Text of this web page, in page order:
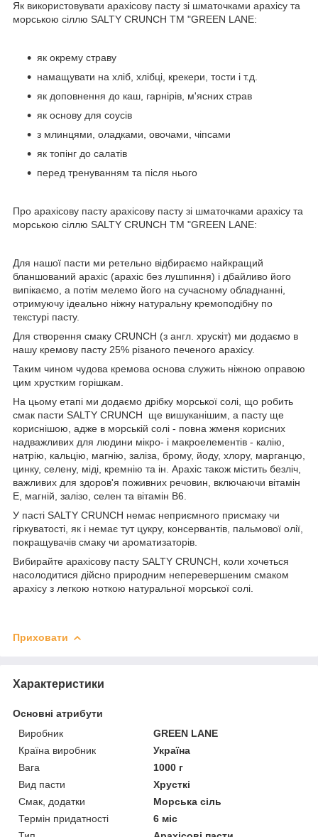
Як використовувати арахісову пасту зі шматочками арахісу та
морською сіллю SALTY CRUNCH ТМ "GREEN LANE:
як окрему страву
намащувати на хліб, хлібці, крекери, тости і т.д.
як доповнення до каш, гарнірів, м'ясних страв
як основу для соусів
з млинцями, оладками, овочами, чіпсами
як топінг до салатів
перед тренуванням та після нього
Про арахісову пасту арахісову пасту зі шматочками арахісу та
морською сіллю SALTY CRUNCH ТМ "GREEN LANE:
Для нашої пасти ми ретельно відбираємо найкращий
бланшований арахіс (арахіс без лушпиння) і дбайливо його
випікаємо, а потім мелемо його на сучасному обладнанні,
отримуючу ідеально ніжну натуральну кремоподібну по
текстурі пасту.
Для створення смаку CRUNCH (з англ. хрускіт) ми додаємо в
нашу кремову пасту 25% різаного печеного арахісу.
Таким чином чудова кремова основа служить ніжною оправою
цим хрустким горішкам.
На цьому етапі ми додаємо дрібку морської солі, що робить
смак пасти SALTY CRUNCH ще вишуканішим, а пасту ще
кориснішою, адже в морській солі - повна жменя корисних
надважливих для людини мікро- і макроелементів - калію,
натрію, кальцію, магнію, заліза, брому, йоду, хлору, марганцю,
цинку, селену, міді, кремнію та ін. Арахіс також містить безліч,
важливих для здоров'я поживних речовин, включаючи вітамін
Е, магній, залізо, селен та вітамін В6.
У пасті SALTY CRUNCH немає неприємного присмаку чи
гіркуватості, як і немає тут цукру, консервантів, пальмової олії,
покращувачів смаку чи ароматизаторів.
Вибирайте арахісову пасту SALTY CRUNCH, коли хочеться
насолодитися дійсно природним неперевершеним смаком
арахісу з легкою ноткою натуральної морської солі.
Приховати
Характеристики
Основні атрибути
Виробник
GREEN LANE
Країна виробник
Україна
Вага
1000 г
Вид пасти
Хрусткі
Смак, додатки
Морська сіль
Термін придатності
6 міс